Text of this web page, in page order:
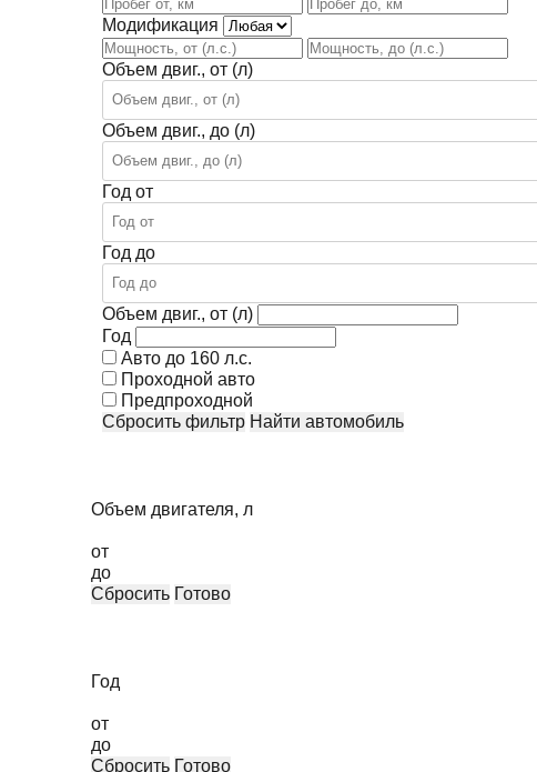
Модификация
Объем двиг., от (л)
Объем двиг., до (л)
Год от
Год до
Объем двиг., от (л)
Год
Авто до 160 л.с.
Проходной авто
Предпроходной
Сбросить фильтр
Найти автомобиль
Объем двигателя, л
от
до
Сбросить Готово
Год
от
до
Сбросить Готово